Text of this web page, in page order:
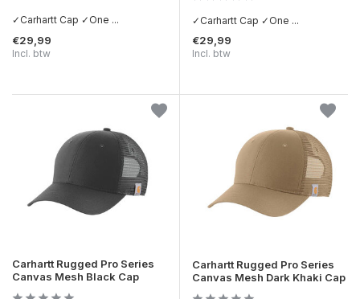
✓Carhartt Cap ✓One ...
€29,99
Incl. btw
✓Carhartt Cap ✓One ...
€29,99
Incl. btw
Carhartt Rugged Pro Series
Canvas Mesh Black Cap
Carhartt Rugged Pro Series
Canvas Mesh Dark Khaki Cap